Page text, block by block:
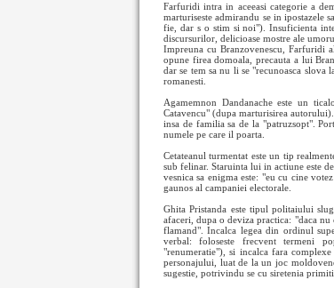
Farfuridi intra in aceeasi categorie a
marturiseste admirandu se in ipostazele
fie, dar s o stim si noi"). Insuficienta
discursurilor, delicioase mostre ale
Impreuna cu Branzovenescu, Farfuridi
opune firea domoala, precauta a lui
dar se tem sa nu li se "recunoasca
romanesti.
Agamemnon Dandanache este un
Catavencu" (dupa marturisirea
insa de familia sa de la "patruzsopt".
numele pe care il poarta.
Cetateanul turmentat este un tip
sub felinar. Staruinta lui in actiune este
vesnica sa enigma este: "eu cu cine
gaunos al campaniei electorale.
Ghita Pristanda este tipul politaiului
afaceri, dupa o deviza practica: "daca
flamand". Incalca legea din ordinul
verbal: foloseste frecvent termeni
"renumeratie"), si incalca fara
personajului, luat de la un joc
sugestie, potrivindu se cu siretenia